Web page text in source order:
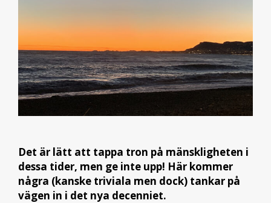
Det är lätt att tappa tron på mänskligheten i
dessa tider, men ge inte upp! Här kommer
några (kanske triviala men dock) tankar på
vägen in i det nya decenniet.